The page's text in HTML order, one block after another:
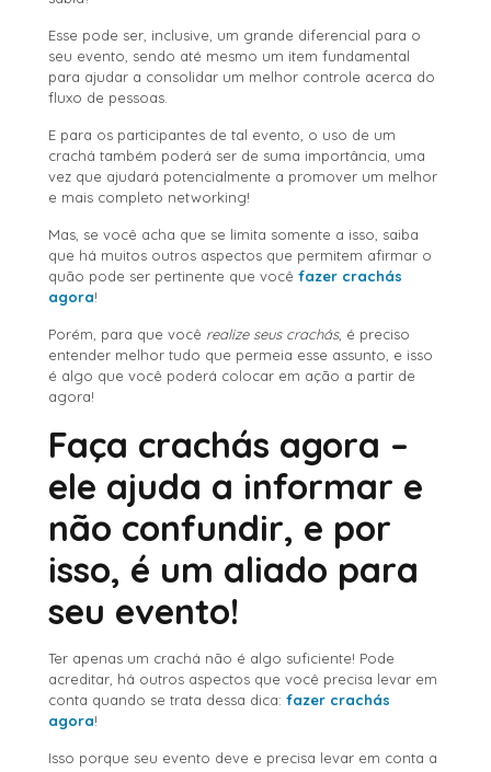
Esse pode ser, inclusive, um grande diferencial para o
seu evento, sendo até mesmo um item fundamental
para ajudar a consolidar um melhor controle acerca do
fluxo de pessoas.
E para os participantes de tal evento, o uso de um
crachá também poderá ser de suma importância, uma
vez que ajudará potencialmente a promover um melhor
e mais completo networking!
Mas, se você acha que se limita somente a isso, saiba
que há muitos outros aspectos que permitem afirmar o
quão pode ser pertinente que vocêfazer crachás
agora!
Porém, para que você realize seus crachás, é preciso
entender melhor tudo que permeia esse assunto, e isso
é algo que você poderá colocar em ação a partir de
agora!
Faça crachás agora –
ele ajuda a informar e
não confundir, e por
isso, é um aliado para
seu evento!
Ter apenas um crachá não é algo suficiente! Pode
acreditar, há outros aspectos que você precisa levar em
conta quando se trata dessa dica:fazer crachás
agora!
Isso porque seu evento deve e precisa levar em conta a